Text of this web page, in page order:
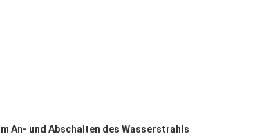
An- und Abschalten des Wasserstrahls